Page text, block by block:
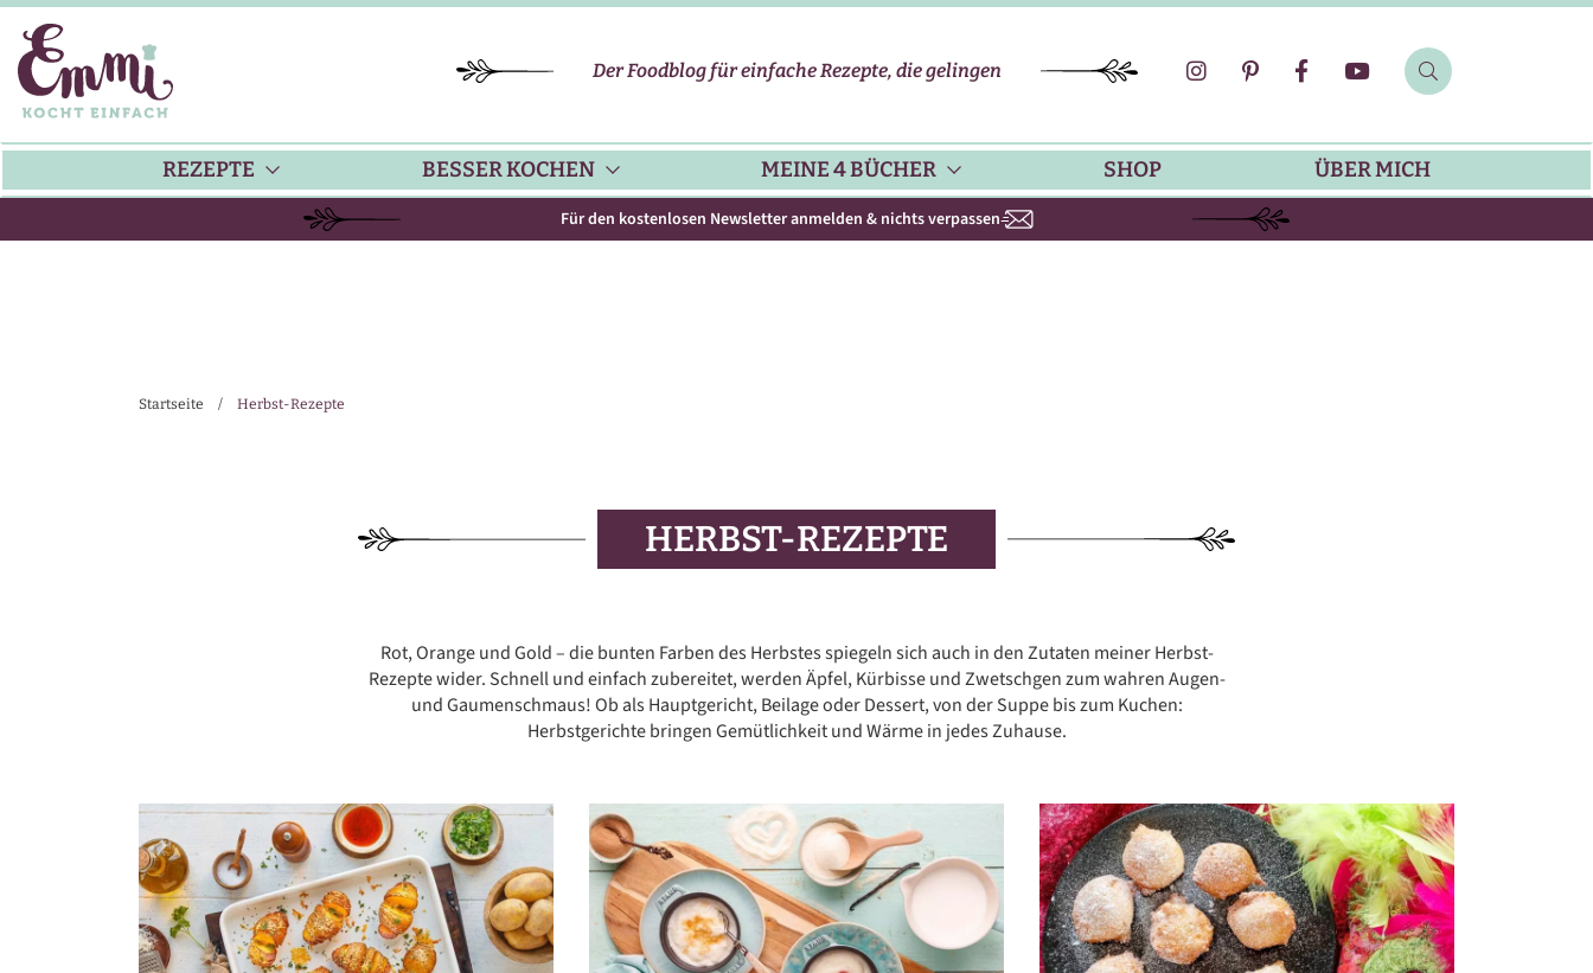
Der Foodblog für einfache Rezepte, die gelingen
REZEPTE
BEILAGEN
DESSERTS
GETRÄNKE
FÜR DIE FAMILIE
KUCHEN-REZEPTE
AUFLAUF-REZEPTE
REZEPTE VON A BIS Z
ZUCCHINI-REZEPTE
LOW-CARB-REZEPTE
ITALIENISCHE REZEPTE
BESSER KOCHEN MEINE 4 BÜCHER SHOP ÜBER MICH
Für den kostenlosen Newsletter anmelden & nichts verpassen
Startseite / Herbst-Rezepte
HERBST-REZEPTE
Rot, Orange und Gold – die bunten Farben des Herbstes spiegeln sich auch in den Zutaten meiner Herbst-
Rezepte wider. Schnell und einfach zubereitet, werden Äpfel, Kürbisse und Zwetschgen zum wahren Augen-
und Gaumenschmaus! Ob als Hauptgericht, Beilage oder Dessert, von der Suppe bis zum Kuchen:
Herbstgerichte bringen Gemütlichkeit und Wärme in jedes Zuhause.